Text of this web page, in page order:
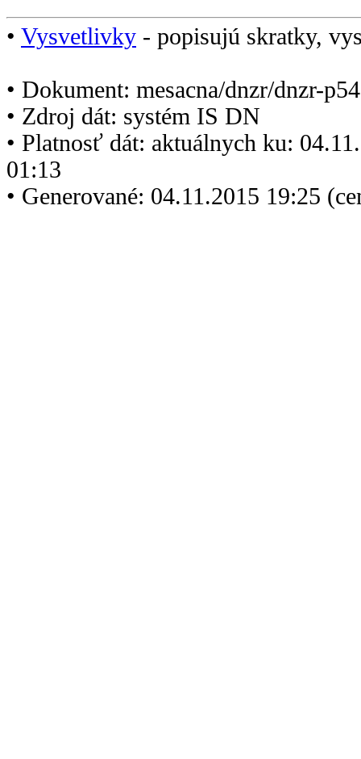
• Vysvetlivky - popisujú skratky,
• Dokument: mesacna/dnzr/dnzr-
• Zdroj dát: systém IS DN
• Platnosť dát: aktuálnych ku:
01:13
• Generované: 04.11.2015 19:25